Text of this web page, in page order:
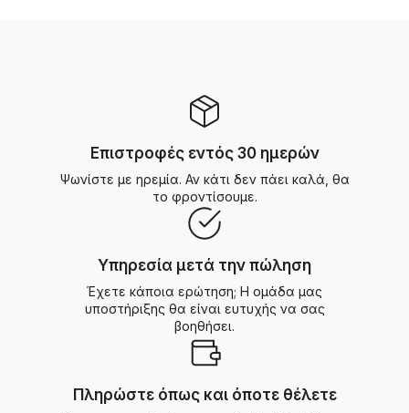
Επιστροφές εντός 30 ημερών
Ψωνίστε με ηρεμία. Αν κάτι δεν πάει καλά, θα
το φροντίσουμε.
Υπηρεσία μετά την πώληση
Έχετε κάποια ερώτηση; Η ομάδα μας
υποστήριξης θα είναι ευτυχής να σας
βοηθήσει.
Πληρώστε όπως και όποτε θέλετε